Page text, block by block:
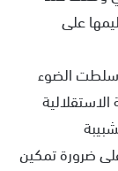
على
الضوء
ضرورة تمكين